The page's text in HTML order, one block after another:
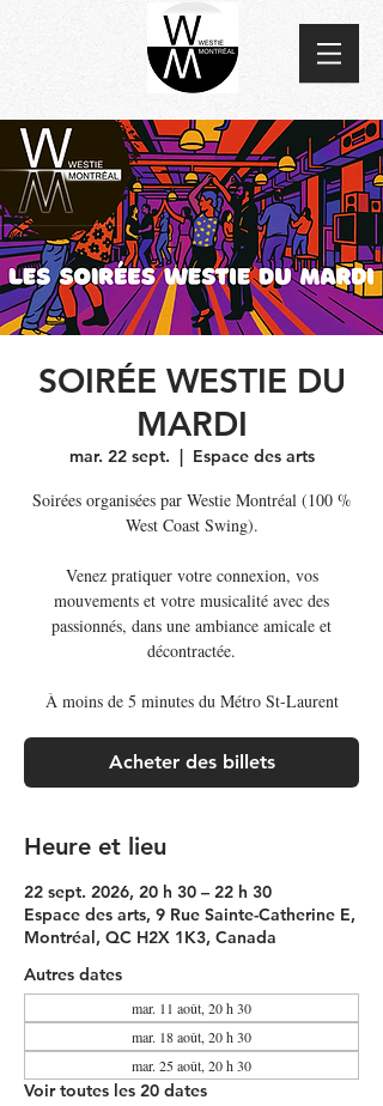
SOIRÉE WESTIE DU
MARDI
mar. 22 sept.
  |
Espace des arts
Soirées organisées par Westie Montréal (100 %
West Coast Swing).
Venez pratiquer votre connexion, vos
mouvements et votre musicalité avec des
passionnés, dans une ambiance amicale et
décontractée.
À moins de 5 minutes du Métro St-Laurent
Acheter des billets
Heure et lieu
22 sept. 2026, 20 h 30 – 22 h 30
Espace des arts, 9 Rue Sainte-Catherine E,
Montréal, QC H2X 1K3, Canada
Autres dates
mar. 11 août, 20 h 30
mar. 18 août, 20 h 30
mar. 25 août, 20 h 30
Voir toutes les 20 dates